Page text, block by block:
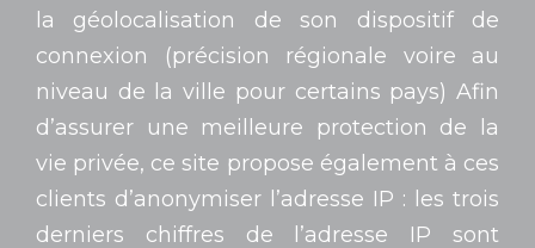
la géolocalisation de son dispositif de
connexion (précision régionale voire au
niveau de la ville pour certains pays) Afin
d’assurer une meilleure protection de la
vie privée, ce site propose également à ces
clients d’anonymiser l’adresse IP : les trois
derniers chiffres de l’adresse IP sont